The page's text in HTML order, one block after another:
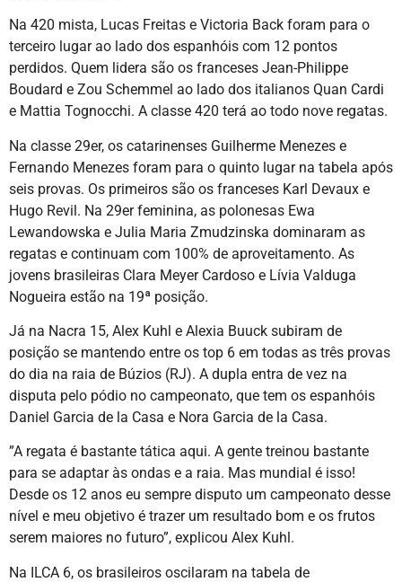
Na 420 mista, Lucas Freitas e Victoria Back foram para o
terceiro lugar ao lado dos espanhóis com 12 pontos
perdidos. Quem lidera são os franceses Jean-Philippe
Boudard e Zou Schemmel ao lado dos italianos Quan Cardi
e Mattia Tognocchi. A classe 420 terá ao todo nove regatas.
Na classe 29er, os catarinenses Guilherme Menezes e
Fernando Menezes foram para o quinto lugar na tabela após
seis provas. Os primeiros são os franceses Karl Devaux e
Hugo Revil. Na 29er feminina, as polonesas Ewa
Lewandowska e Julia Maria Zmudzinska dominaram as
regatas e continuam com 100% de aproveitamento. As
jovens brasileiras Clara Meyer Cardoso e Lívia Valduga
Nogueira estão na 19ª posição.
Já na Nacra 15, Alex Kuhl e Alexia Buuck subiram de
posição se mantendo entre os top 6 em todas as três provas
do dia na raia de Búzios (RJ). A dupla entra de vez na
disputa pelo pódio no campeonato, que tem os espanhóis
Daniel Garcia de la Casa e Nora Garcia de la Casa.
”A regata é bastante tática aqui. A gente treinou bastante
para se adaptar às ondas e a raia. Mas mundial é isso!
Desde os 12 anos eu sempre disputo um campeonato desse
nível e meu objetivo é trazer um resultado bom e os frutos
serem maiores no futuro”, explicou Alex Kuhl.
Na ILCA 6, os brasileiros oscilaram na tabela de